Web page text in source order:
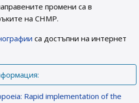
промени са в
на CHMP.
са достъпни на интернет
Rapid implementation of the